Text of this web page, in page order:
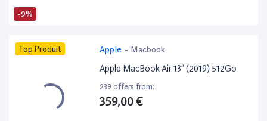
-9%
Top Produit Apple - Macbook
Apple MacBook Air 13” (2019) 512Go
239 offers from:
359,00 €